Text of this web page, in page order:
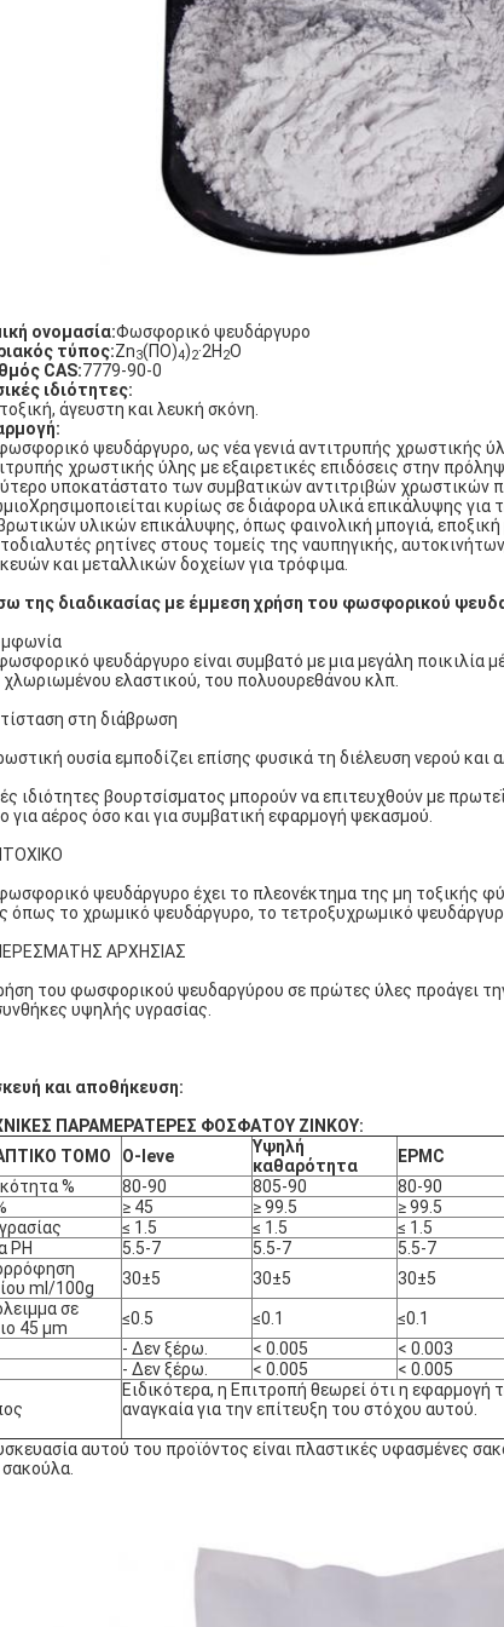
ονομασία:Φωσφορικό ψευδάργυρο
τύπος:Zn3(ΠΟ)4)2·2H2Ο
CAS:7779-90-0
ιδιότητες:
άγευστη και λευκή σκόνη.
ψευδάργυρο, ως νέα γενιά αντιτρυπής χρωστικής
χρωστικής ύλης με εξαιρετικές επιδόσεις στην
υποκατάστατο των συμβατικών αντιτριβών χρωστικών
κυρίως σε διάφορα υλικά επικάλυψης
υλικών επικάλυψης, όπως φαινολική μπογιά,
ρητίνες στους τομείς της ναυπηγικής,
και μεταλλικών δοχείων για τρόφιμα.
της διαδικασίας με έμμεση χρήση του φωσφορικού
ψευδάργυρο είναι συμβατό με μια μεγάλη
χλωριωμένου ελαστικού, του πολυουρεθάνου κλπ.
στη διάβρωση
ουσία εμποδίζει επίσης φυσικά τη διέλευση νερού και
ιδιότητες βουρτσίσματος μπορούν να επιτευχθούν με
για αέρος όσο και για συμβατική εφαρμογή ψεκασμού.
ψευδάργυρο έχει το πλεονέκτημα της μη τοξικής
όπως το χρωμικό ψευδάργυρο, το τετροξυχρωμικό
ΑΡΧΗΣΙΑΣ
του φωσφορικού ψευδαργύρου σε πρώτες ύλες προάγει
υψηλής υγρασίας.
και αποθήκευση:
ΠΑΡΑΜΕΡΑΤΕΡΕΣ ΦΟΣΦΑΤΟΥ ΖΙΝΚΟΥ:
ΤΟΜΟ
O-leve
Υψηλή
καθαρότητα
EPMC
%
80-90 805-90 80-90
≥ 45 ≥ 99.5 ≥ 99.5
≤ 1.5 ≤ 1.5 ≤ 1.5
PH
5.5-7 5.5-7 5.5-7
ml/100g
30±5 30±5 30±5
σε
45 μm
≤0.5 ≤0.1 ≤0.1
- Δεν ξέρω.
< 0.005 < 0.003
- Δεν ξέρω.
< 0.005 < 0.005
Ειδικότερα, η Επιτροπή θεωρεί ότι η εφαρμογή
αναγκαία για την επίτευξη του στόχου αυτού.
αυτού του προϊόντος είναι πλαστικές υφασμένες